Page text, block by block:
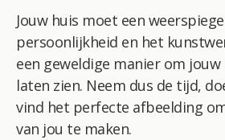
Jouw huis moet een
persoonlijkheid en het
een geweldige manier om
laten zien. Neem dus de tijd,
vind het perfecte afbeelding
van jou te maken.